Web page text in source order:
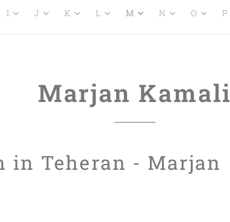
I J K L M N O P
Marjan Kamali
in Teheran - Marjan